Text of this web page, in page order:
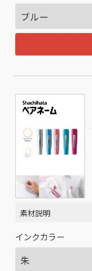
素材説明
インクカラー